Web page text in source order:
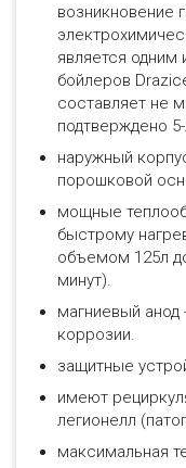
возникновение
является одним
бойлеров
составляет не
подтверждено
наружный
порошковой
мощные
быстрому
объемом 125л
минут).
магниевый анод
коррозии.
защитные
имеют
легионелл
максимальная